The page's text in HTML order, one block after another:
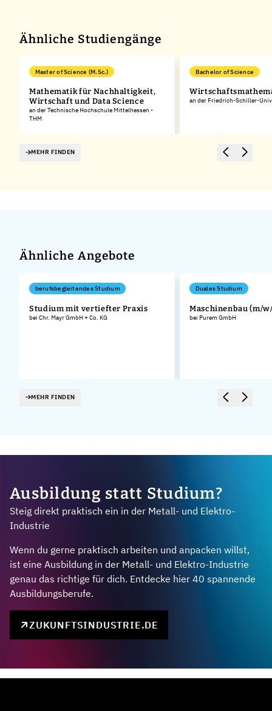
Ähnliche Studiengänge
Master of Science (M.Sc.)
Mathematik für Nachhaltigkeit,
Wirtschaft und Data Science
an der Technische Hochschule Mittelhessen -
THM
Bachelor of Science
an der Friedrich-Schiller-
MEHR FINDEN
Ähnliche Angebote
berufsbegleitendes Studium
Studium mit vertiefter Praxis
bei Chr. Mayr GmbH + Co. KG
Duales Studium
Maschinenbau (m/
bei Purem GmbH
MEHR FINDEN
Ausbildung statt Studium?
Steig direkt praktisch ein in der Metall- und Elektro-
Industrie
Wenn du gerne praktisch arbeiten und anpacken willst,
ist eine Ausbildung in der Metall- und Elektro-Industrie
genau das richtige für dich. Entdecke hier 40 spannende
Ausbildungsberufe.
ZUKUNFTSINDUSTRIE.DE